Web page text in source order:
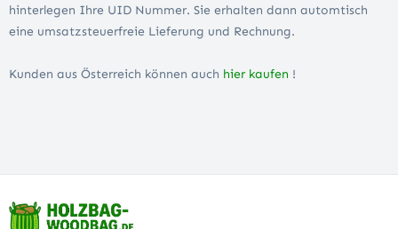
hinterlegen Ihre UID Nummer. Sie erhalten dann automtisch
eine umsatzsteuerfreie Lieferung und Rechnung.
Kunden aus Österreich können auch hier kaufen !